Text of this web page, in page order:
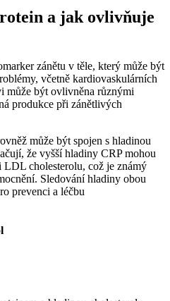
a jak ovlivňuje
zánětu v těle, který může být
včetně kardiovaskulárních
může být ovlivněna různými
produkce při zánětlivých
může být spojen s hladinou
že vyšší hladiny CRP mohou
cholesterolu, což je známý
Sledování hladiny obou
prevenci a léčbu